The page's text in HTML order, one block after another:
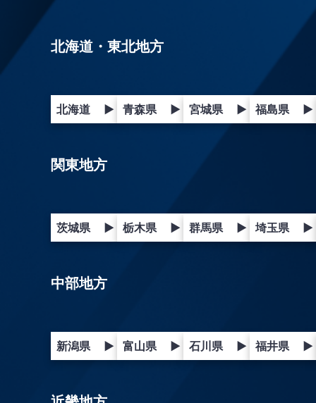
北海道・東北地方
北海道 ▶ 青森県 ▶ 宮城県 ▶ 福島県 ▶
関東地方
茨城県 ▶ 栃木県 ▶ 群馬県 ▶ 埼玉県 ▶
中部地方
新潟県 ▶ 富山県 ▶ 石川県 ▶ 福井県 ▶